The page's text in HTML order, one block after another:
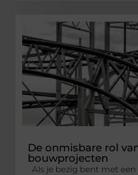
De onmisbare rol
bouwprojecten
Als je bezig bent met